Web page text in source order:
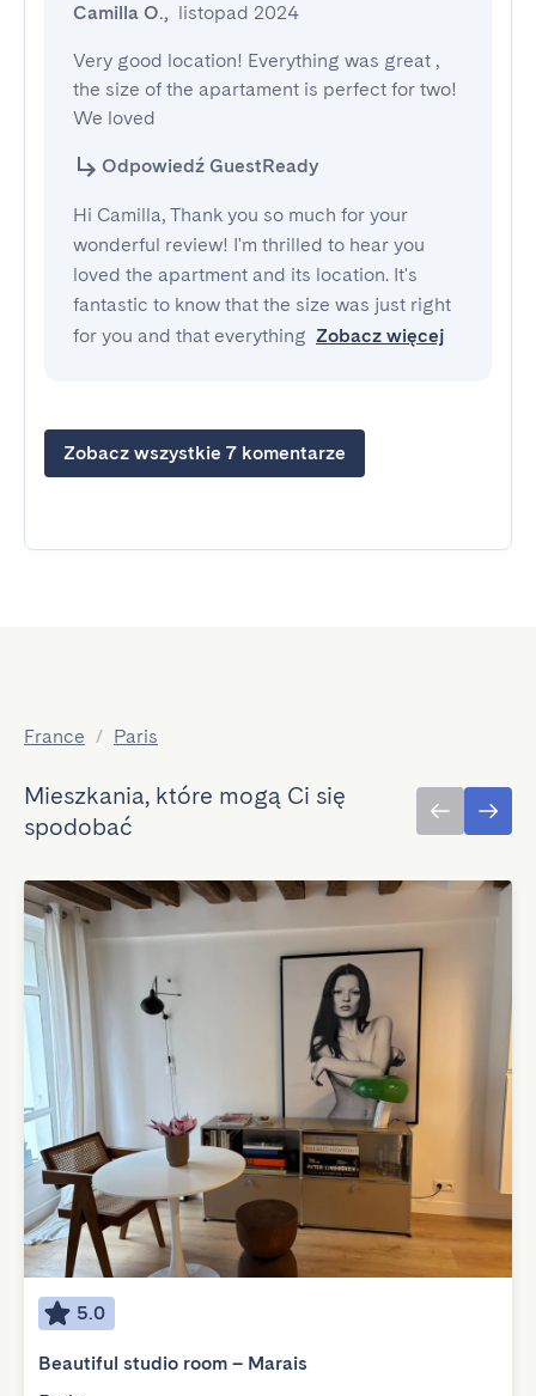
Camilla O., listopad 2024
Very good location! Everything was great ,
the size of the apartament is perfect for two!
We loved
Odpowiedź GuestReady
Hi Camilla, Thank you so much for your
wonderful review! I'm thrilled to hear you
loved the apartment and its location. It's
fantastic to know that the size was just right
for you and that everything Zobacz więcej
Zobacz wszystkie 7 komentarze
France / Paris
Mieszkania, które mogą Ci się
spodobać
5.0
Beautiful studio room – Marais